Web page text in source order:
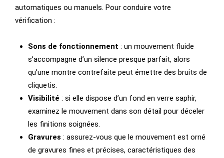
automatiques ou manuels. Pour conduire votre
vérification :
Sons de fonctionnement : un mouvement fluide
s’accompagne d’un silence presque parfait, alors
qu’une montre contrefaite peut émettre des bruits de
cliquetis.
Visibilité : si elle dispose d’un fond en verre saphir,
examinez le mouvement dans son détail pour déceler
les finitions soignées.
Gravures : assurez-vous que le mouvement est orné
de gravures fines et précises, caractéristiques des